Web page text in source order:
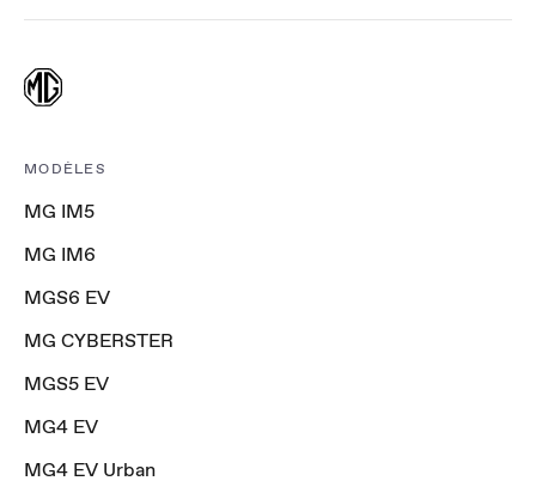
MODÈLES
MG IM5
MG IM6
MGS6 EV
MG CYBERSTER
MGS5 EV
MG4 EV
MG4 EV Urban